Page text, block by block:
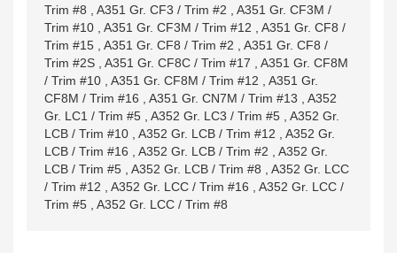
Trim #8
A351 Gr. CF3 / Trim #2
A351 Gr. CF3M /
Trim #10
A351 Gr. CF3M / Trim #12
A351 Gr. CF8 /
Trim #15
A351 Gr. CF8 / Trim #2
A351 Gr. CF8 /
Trim #2S
A351 Gr. CF8C / Trim #17
A351 Gr. CF8M
/ Trim #10
A351 Gr. CF8M / Trim #12
A351 Gr.
CF8M / Trim #16
A351 Gr. CN7M / Trim #13
A352
Gr. LC1 / Trim #5
A352 Gr. LC3 / Trim #5
A352 Gr.
LCB / Trim #10
A352 Gr. LCB / Trim #12
A352 Gr.
LCB / Trim #16
A352 Gr. LCB / Trim #2
A352 Gr.
LCB / Trim #5
A352 Gr. LCB / Trim #8
A352 Gr. LCC
/ Trim #12
A352 Gr. LCC / Trim #16
A352 Gr. LCC /
Trim #5
A352 Gr. LCC / Trim #8